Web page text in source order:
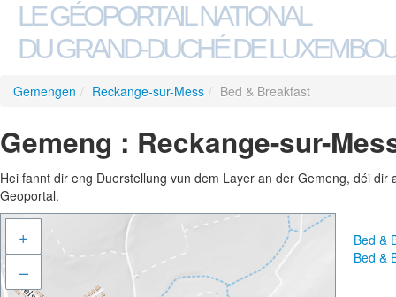
LE GÉOPORTAIL NATIONAL
DU GRAND-DUCHÉ DE
Gemengen / Reckange-sur-Mess / Bed & Breakfast
Gemeng : Reckange-sur-
Hei fannt dir eng Duerstellung vun dem Layer an der Gemeng, déi
Geoportal.
+
–
Bed &
Bed &